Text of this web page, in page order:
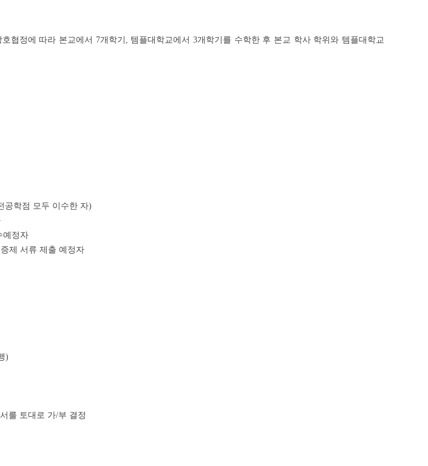
협정에 따라 본교에서 7개학기, 템플대학교에서 3개학기를 수학한 후 본교 학사 학위와 템플대학교
학점 모두 이수한 자)
예정자
제 서류 제출 예정자
)
를 토대로 가/부 결정